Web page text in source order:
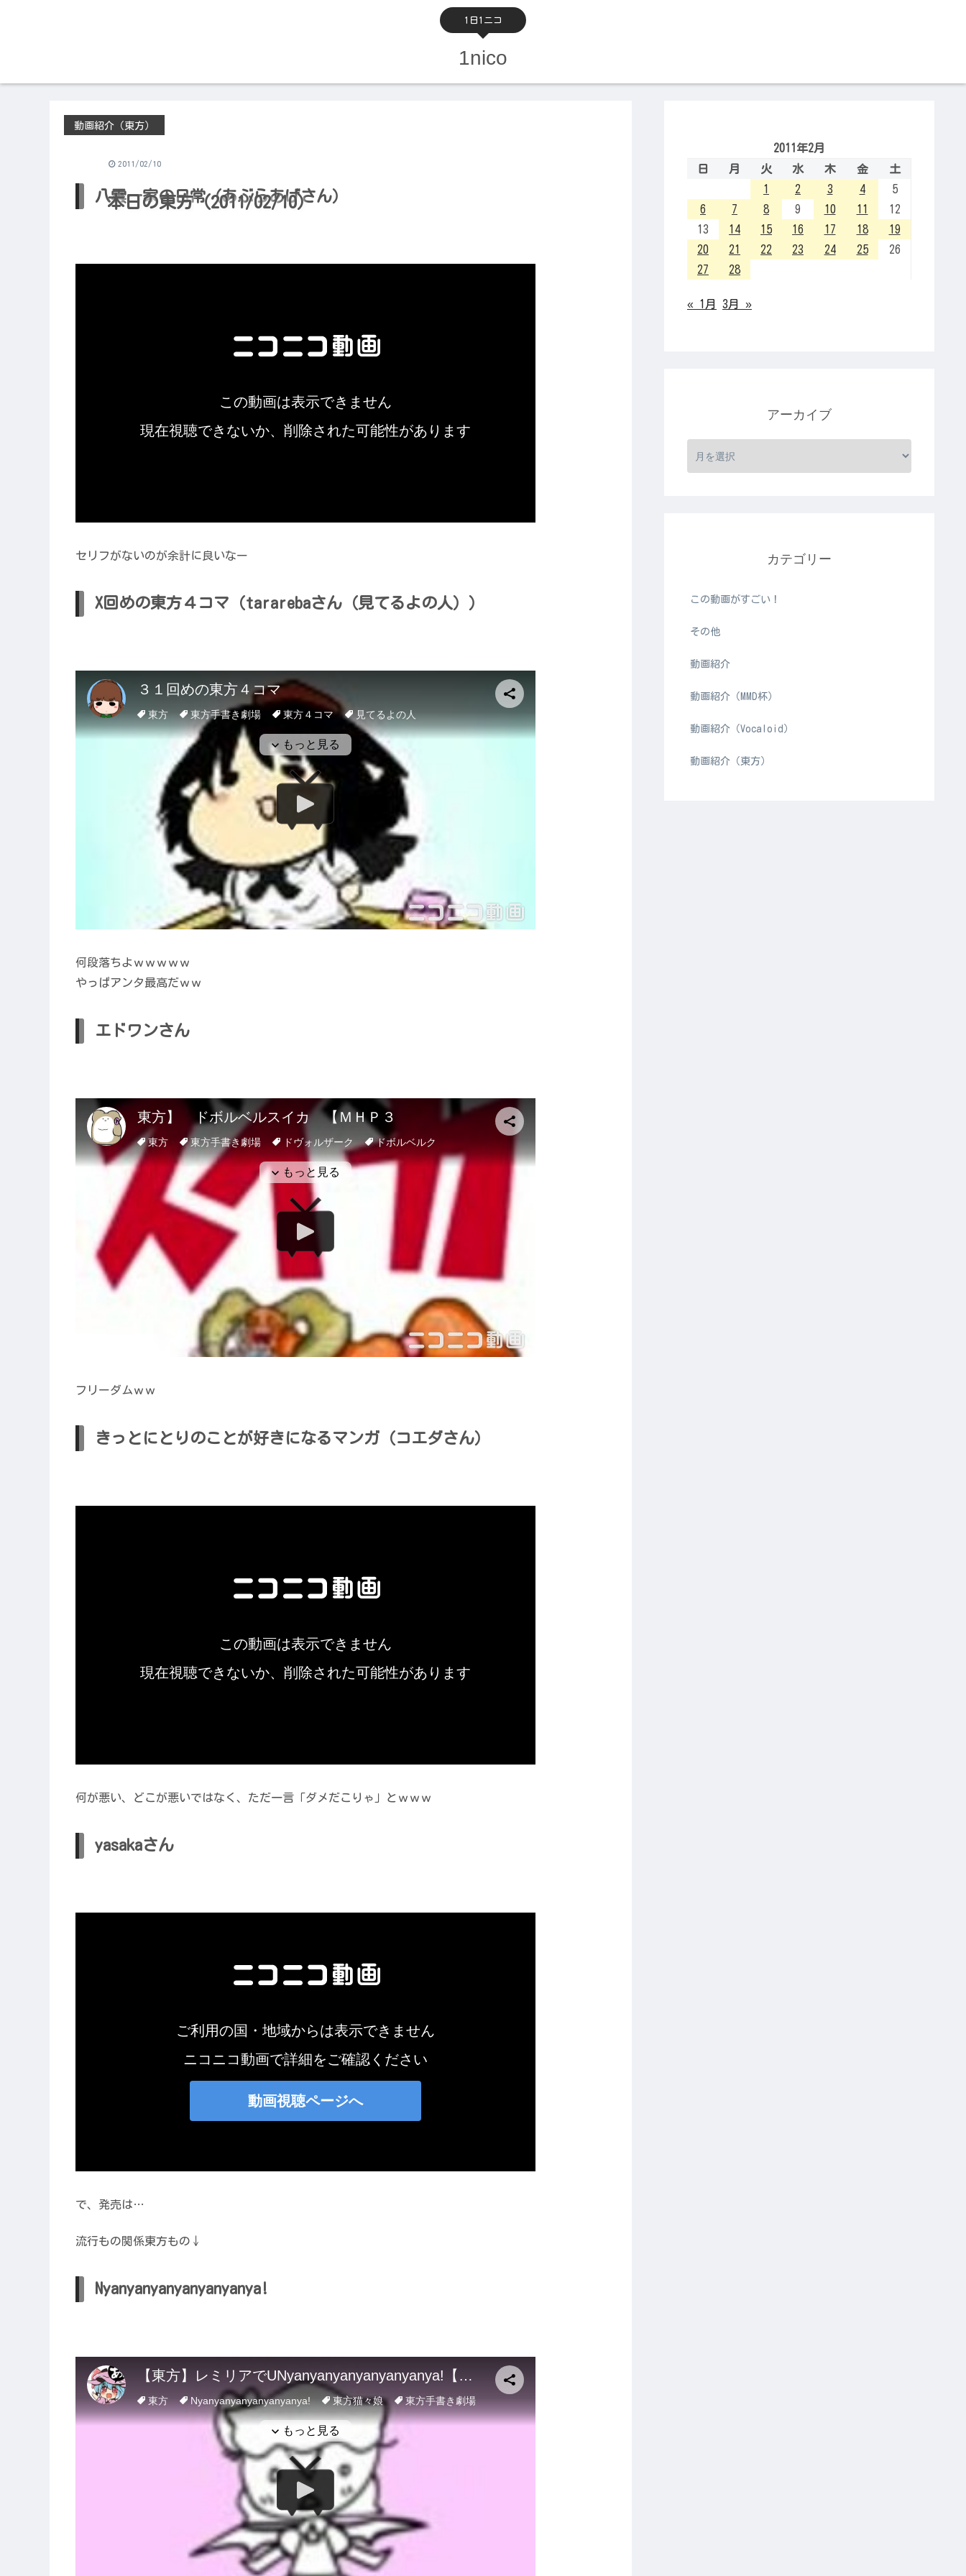
1日1ニコ
1nico
本日の東方（2011/02/10）
動画紹介（東方）
2011/02/10
八雲一家の日常（あぶらあげさん）
セリフがないのが余計に良いなー
X回めの東方４コマ（tararebaさん（見てるよの人））
何段落ちよｗｗｗｗｗ
やっぱアンタ最高だｗｗ
エドワンさん
フリーダムｗｗ
きっとにとりのことが好きになるマンガ（コエダさん）
何が悪い、どこが悪いではなく、ただ一言「ダメだこりゃ」とｗｗｗ
yasakaさん
で、発売は…
流行もの関係東方もの↓
Nyanyanyanyanyanyanya!
2011年2月
日
月 火 水 木 金
土
1
2 3 4
5
6
7 8 9 10 11
12
13
14 15 16 17 18
19
20
21 22 23 24 25
26
27
28
« 1月 3月 »
アーカイブ
カテゴリー
この動画がすごい！
その他
動画紹介
動画紹介（MMD杯）
動画紹介（Vocaloid）
動画紹介（東方）